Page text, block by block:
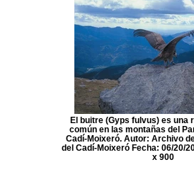
El buitre (Gyps fulvus) es una
común en las montañas del
Cadí-Moixeró. Autor: Archivo
del Cadí-Moixeró Fecha: 06/20/
x 900